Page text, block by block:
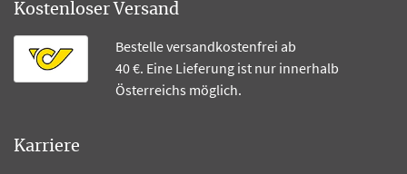
Kostenloser Versand
Bestelle versandkostenfrei ab
40 €. Eine Lieferung ist nur innerhalb
Österreichs möglich.
Karriere